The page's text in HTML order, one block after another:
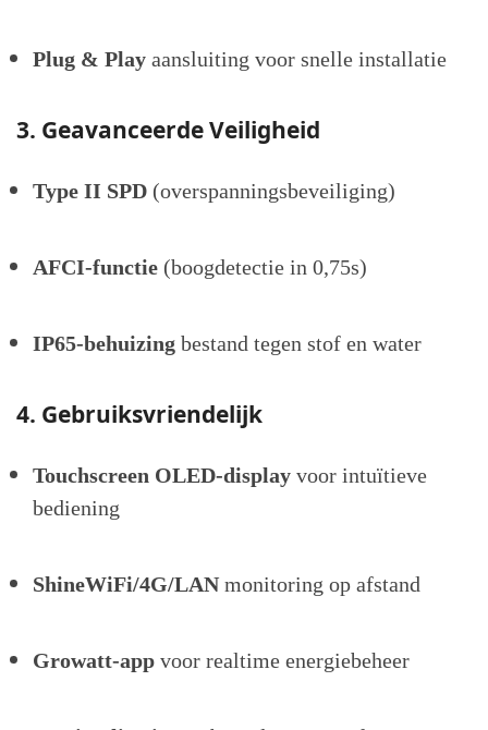
Plug & Play aansluiting voor snelle installatie
3. Geavanceerde Veiligheid
Type II SPD (overspanningsbeveiliging)
AFCI-functie (boogdetectie in 0,75s)
IP65-behuizing bestand tegen stof en water
4. Gebruiksvriendelijk
Touchscreen OLED-display voor intuïtieve
bediening
ShineWiFi/4G/LANmonitoring op afstand
Growatt-app voor realtime energiebeheer